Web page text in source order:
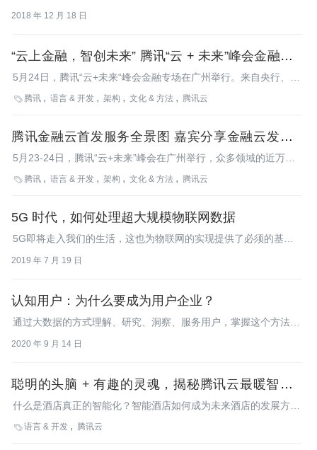
2018 年 12 月 18 日
“云上金融，智创未来” 腾讯“云 + 未来”峰会金融专场
在广州举行
5月24日，腾讯“云+未来“峰会金融专场在广州举行。来自央行、腾
讯公司以及银行、证券、保险、互金公司等腾讯金融云的合作伙伴
场，腾讯金融云还同光大集团、阳光保险集团等金融机构签署了战
略合作协议。
 腾讯 语言 & 开发 架构 文化 & 方法 腾讯云
腾讯金融云首发服务全景图 嘉宾分享金融云发展最
新动态
5月23-24日，腾讯“云+未来”峰会在广州举行，众多领域的近万名
重量级企业家、行业精英、技术大牛汇聚一堂，分享云计算前沿动
李峰、腾讯支付基础平台与金融应用线助理总经理梁智邦等腾讯云
各业务线负责人，与在场嘉宾分享了腾讯金融云发展的最新动态。
 腾讯 语言 & 开发 架构 文化 & 方法 腾讯云
5G 时代，如何处理超大规模物联网数据
5G即将走入我们的生活，这也为物联网的实现提供了必须的基
2019 年 7 月 19 日
认知用户：为什么要成为用户企业？
通过大数据的方式理解、研究、洞察、服务用户，掌握这个方法，
2020 年 9 月 14 日
聪明的头脑 + 有趣的灵魂，揭秘腾讯云最暖智能酒
店解决方案
什么是酒店真正的智能化？智能酒店如何成为未来酒店的发展方
向……InfoQ记者采访了腾讯云技术总监曹涛和腾讯云资深产品经
语言 & 开发 腾讯云